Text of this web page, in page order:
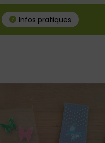
Infos pratiques